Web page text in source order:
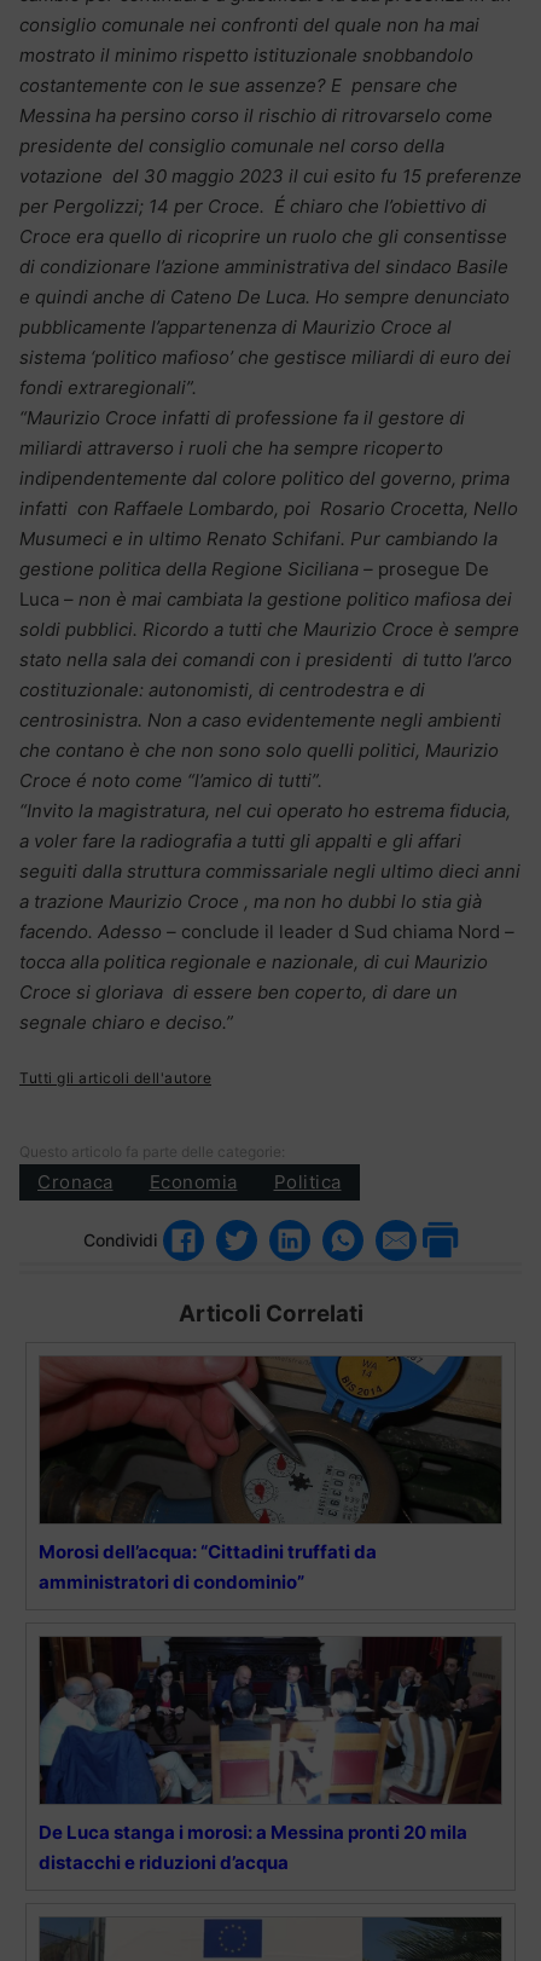
consiglio comunale nei confronti del quale non ha mai
mostrato il minimo rispetto istituzionale snobbandolo
costantemente con le sue assenze? E pensare che
Messina ha persino corso il rischio di ritrovarselo come
presidente del consiglio comunale nel corso della
votazione del 30 maggio 2023 il cui esito fu 15 preferenze
per Pergolizzi; 14 per Croce. É chiaro che l’obiettivo di
Croce era quello di ricoprire un ruolo che gli consentisse
di condizionare l’azione amministrativa del sindaco Basile
e quindi anche di Cateno De Luca. Ho sempre denunciato
pubblicamente l’appartenenza di Maurizio Croce al
sistema ‘politico mafioso’ che gestisce miliardi di euro dei
fondi extraregionali”.
“Maurizio Croce infatti di professione fa il gestore di
miliardi attraverso i ruoli che ha sempre ricoperto
indipendentemente dal colore politico del governo, prima
infatti con Raffaele Lombardo, poi Rosario Crocetta, Nello
Musumeci e in ultimo Renato Schifani. Pur cambiando la
gestione politica della Regione Siciliana – prosegue De
Luca – non è mai cambiata la gestione politico mafiosa dei
soldi pubblici. Ricordo a tutti che Maurizio Croce è sempre
stato nella sala dei comandi con i presidenti di tutto l’arco
costituzionale: autonomisti, di centrodestra e di
centrosinistra. Non a caso evidentemente negli ambienti
che contano è che non sono solo quelli politici, Maurizio
Croce é noto come “l’amico di tutti”.
“Invito la magistratura, nel cui operato ho estrema fiducia,
a voler fare la radiografia a tutti gli appalti e gli affari
seguiti dalla struttura commissariale negli ultimo dieci anni
a trazione Maurizio Croce , ma non ho dubbi lo stia già
facendo. Adesso – conclude il leader d Sud chiama Nord –
tocca alla politica regionale e nazionale, di cui Maurizio
Croce si gloriava di essere ben coperto, di dare un
segnale chiaro e deciso.”
Tutti gli articoli dell'autore
Questo articolo fa parte delle categorie:
Cronaca Economia Politica
Condividi
Articoli Correlati
Morosi dell’acqua: “Cittadini truffati da
amministratori di condominio”
De Luca stanga i morosi: a Messina pronti 20 mila
distacchi e riduzioni d’acqua